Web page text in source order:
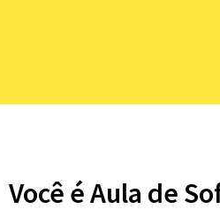
Você é Aula de